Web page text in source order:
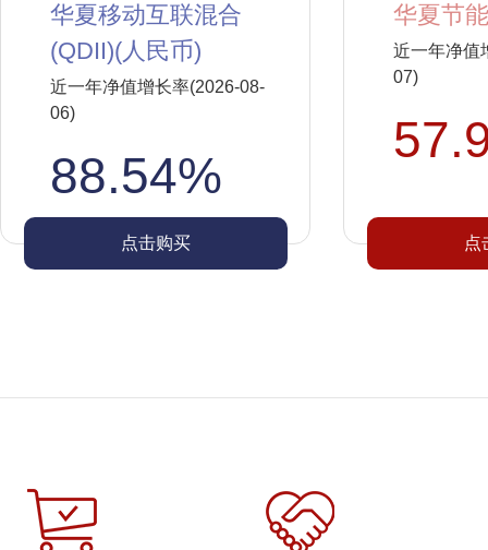
华夏移动互联混合
(QDII)(人民币)
近一年净值增长率(2026-08-
06)
88.54%
点击购买
华夏节
近一年净值
07)
点